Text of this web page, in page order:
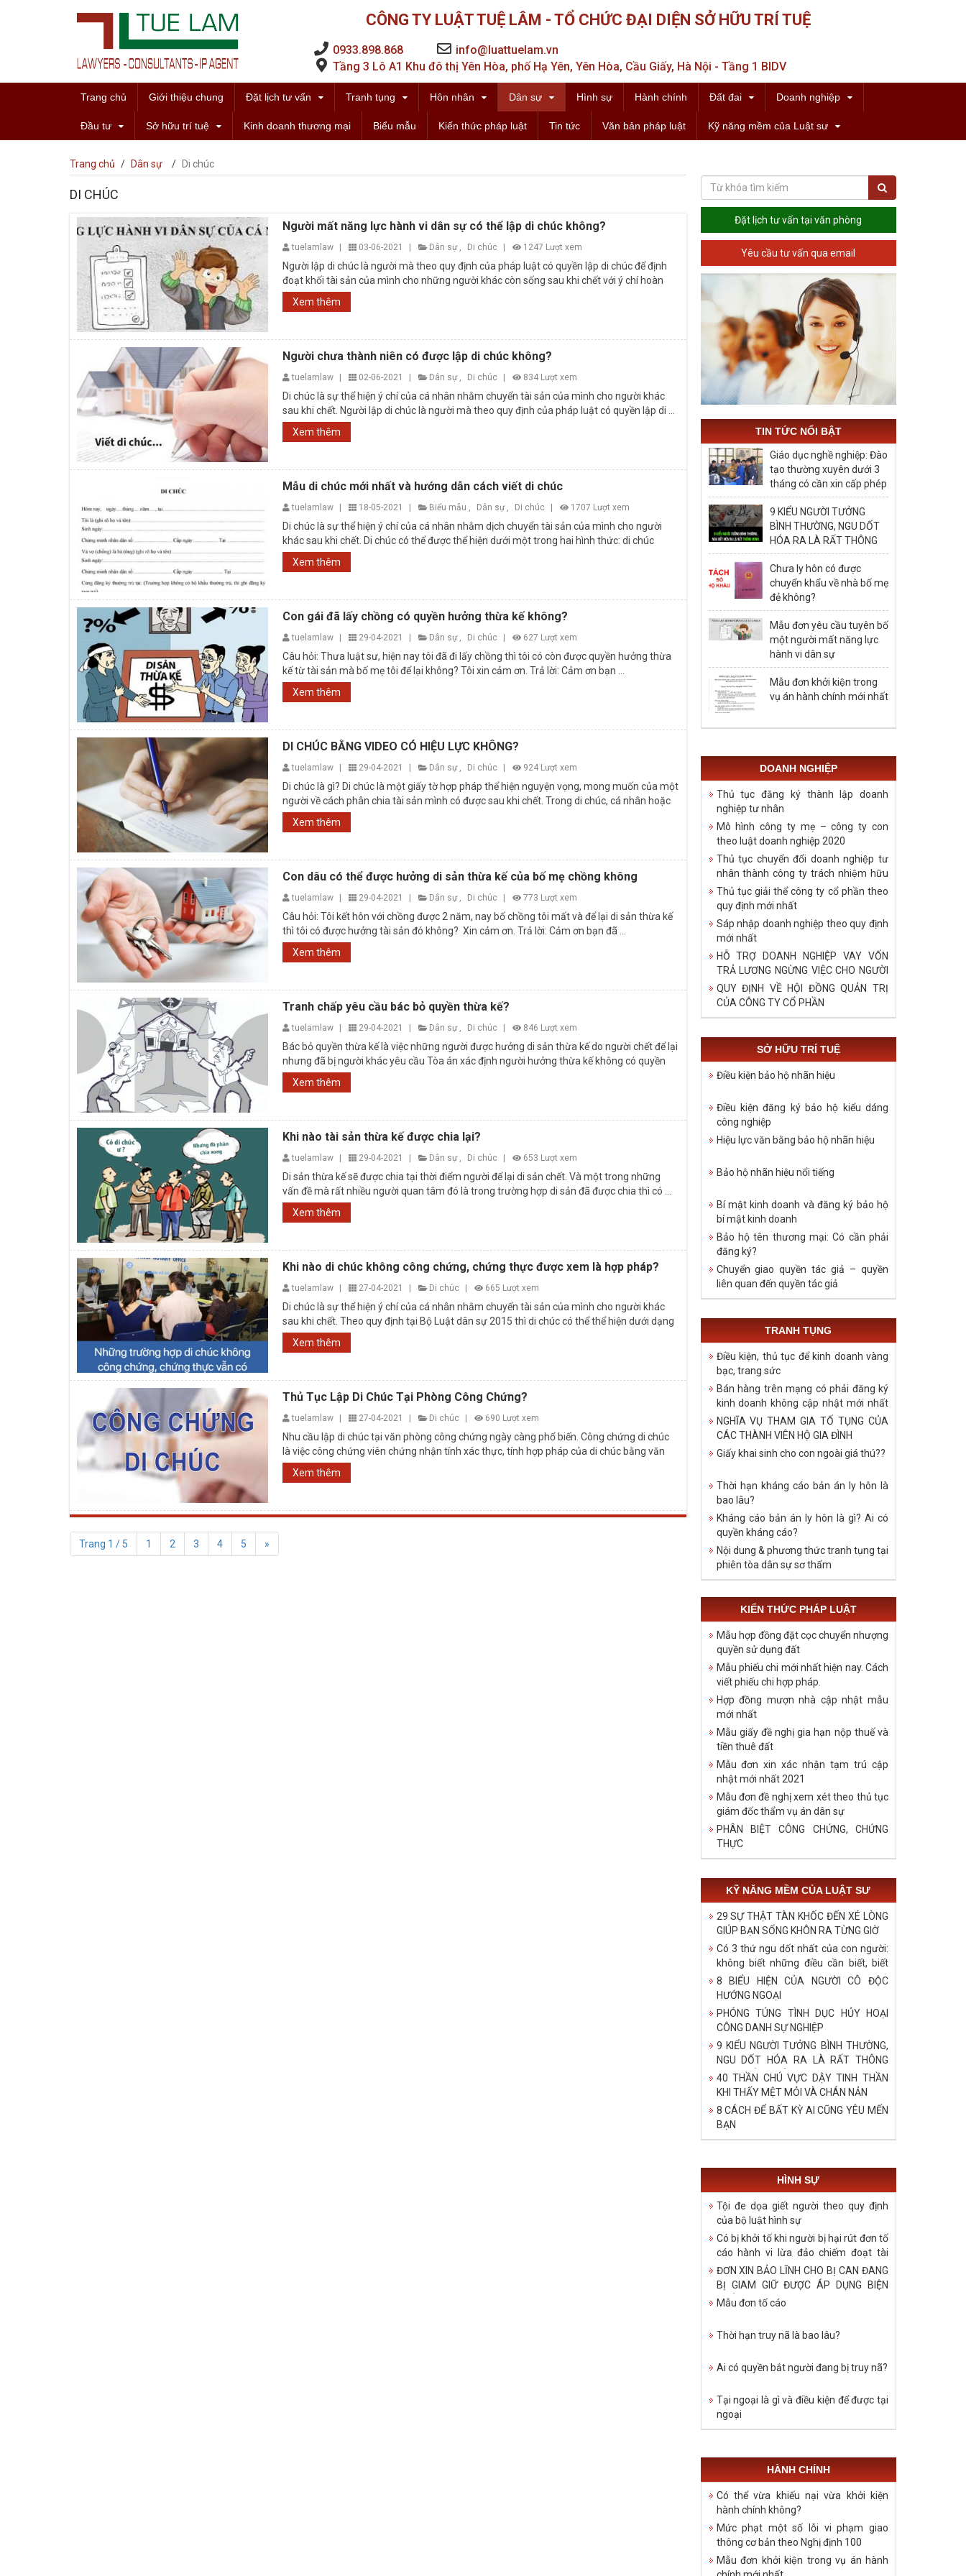
CÔNG TY LUẬT TUỆ LÂM - TỔ CHỨC ĐẠI DIỆN SỞ HỮU TRÍ TUỆ
0933.898.868
info@luattuelam.vn
Tầng 3 Lô A1 Khu đô thị Yên Hòa, phố Hạ Yên, Yên Hòa, Cầu Giấy, Hà Nội - Tầng 1 BIDV
Trang chủ Giới thiệu chung Đặt lịch tư vấn Tranh tụng Hôn nhân Dân sự Hình sự Hành chính Đất đai Doanh nghiệp
Đầu tư Sở hữu trí tuệ Kinh doanh thương mại Biểu mẫu Kiến thức pháp luật Tin tức Văn bản pháp luật Kỹ năng mềm của Luật sư
Trang chủ / Dân sự / Di chúc
DI CHÚC
Người mất năng lực hành vi dân sự có thể lập di chúc không?
tuelamlaw 03-06-2021 Dân sự , Di chúc 1247 Lượt xem
Người lập di chúc là người mà theo quy định của pháp luật có quyền lập di chúc để định
đoạt khối tài sản của mình cho những người khác còn sống sau khi chết với ý chí hoàn
toàn ...
Xem thêm
Người chưa thành niên có được lập di chúc không?
tuelamlaw 02-06-2021 Dân sự , Di chúc 834 Lượt xem
Di chúc là sự thể hiện ý chí của cá nhân nhằm chuyển tài sản của mình cho người khác
sau khi chết. Người lập di chúc là người mà theo quy định của pháp luật có quyền lập di ...
Xem thêm
Mẫu di chúc mới nhất và hướng dẫn cách viết di chúc
tuelamlaw 18-05-2021 Biểu mẫu , Dân sự , Di chúc 1707 Lượt xem
Di chúc là sự thể hiện ý chí của cá nhân nhằm dịch chuyển tài sản của mình cho người
khác sau khi chết. Di chúc có thể được thể hiện dưới một trong hai hình thức: di chúc
bằng ...
Xem thêm
Con gái đã lấy chồng có quyền hưởng thừa kế không?
tuelamlaw 29-04-2021 Dân sự , Di chúc 627 Lượt xem
Câu hỏi: Thưa luật sư, hiện nay tôi đã đi lấy chồng thì tôi có còn được quyền hưởng thừa
kế từ tài sản mà bố mẹ tôi để lại không? Tôi xin cảm ơn. Trả lời: Cảm ơn bạn ...
Xem thêm
DI CHÚC BẰNG VIDEO CÓ HIỆU LỰC KHÔNG?
tuelamlaw 29-04-2021 Dân sự , Di chúc 924 Lượt xem
Di chúc là gì? Di chúc là một giấy tờ hợp pháp thể hiện nguyện vọng, mong muốn của một
người về cách phân chia tài sản mình có được sau khi chết. Trong di chúc, cá nhân hoặc
nhóm ...
Xem thêm
Con dâu có thể được hưởng di sản thừa kế của bố mẹ chồng không
tuelamlaw 29-04-2021 Dân sự , Di chúc 773 Lượt xem
Câu hỏi: Tôi kết hôn với chồng được 2 năm, nay bố chồng tôi mất và để lại di sản thừa kế
thì tôi có được hưởng tài sản đó không? Xin cảm ơn. Trả lời: Cảm ơn bạn đã ...
Xem thêm
Tranh chấp yêu cầu bác bỏ quyền thừa kế?
tuelamlaw 29-04-2021 Dân sự , Di chúc 846 Lượt xem
Bác bỏ quyền thừa kế là việc những người được hưởng di sản thừa kế do người chết để lại
nhưng đã bị người khác yêu cầu Tòa án xác định người hưởng thừa kế không có quyền
được hưởng ...
Xem thêm
Khi nào tài sản thừa kế được chia lại?
tuelamlaw 29-04-2021 Dân sự , Di chúc 653 Lượt xem
Di sản thừa kế sẽ được chia tại thời điểm người để lại di sản chết. Và một trong những
vấn đề mà rất nhiều người quan tâm đó là trong trường hợp di sản đã được chia thì có ...
Xem thêm
Khi nào di chúc không công chứng, chứng thực được xem là hợp pháp?
tuelamlaw 27-04-2021 Di chúc 665 Lượt xem
Di chúc là sự thể hiện ý chí của cá nhân nhằm chuyển tài sản của mình cho người khác
sau khi chết. Theo quy định tại Bộ Luật dân sự 2015 thì di chúc có thể thể hiện dưới dạng
văn ...
Xem thêm
Thủ Tục Lập Di Chúc Tại Phòng Công Chứng?
tuelamlaw 27-04-2021 Di chúc 690 Lượt xem
Nhu cầu lập di chúc tại văn phòng công chứng ngày càng phổ biến. Công chứng di chúc
là việc công chứng viên chứng nhận tính xác thực, tính hợp pháp của di chúc bằng văn
bản mà theo quy ...
Xem thêm
Trang 1 / 5 1 2 3 4 5 »
Đặt lịch tư vấn tại văn phòng
Yêu cầu tư vấn qua email
TIN TỨC NỔI BẬT
Giáo dục nghề nghiệp: Đào
tạo thường xuyên dưới 3
tháng có cần xin cấp phép
hay không?
9 KIỂU NGƯỜI TƯỞNG
BÌNH THƯỜNG, NGU DỐT
HÓA RA LÀ RẤT THÔNG
MINH, ĐÁNG ĐỂ HỌC TẬP
Chưa ly hôn có được
chuyển khẩu về nhà bố mẹ
đẻ không?
Mẫu đơn yêu cầu tuyên bố
một người mất năng lực
hành vi dân sự
Mẫu đơn khởi kiện trong
vụ án hành chính mới nhất
DOANH NGHIỆP
Thủ tục đăng ký thành lập doanh
nghiệp tư nhân
Mô hình công ty mẹ – công ty con
theo luật doanh nghiệp 2020
Thủ tục chuyển đổi doanh nghiệp tư
nhân thành công ty trách nhiệm hữu
hạn
Thủ tục giải thể công ty cổ phần theo
quy định mới nhất
Sáp nhập doanh nghiệp theo quy định
mới nhất
HỖ TRỢ DOANH NGHIỆP VAY VỐN
TRẢ LƯƠNG NGỪNG VIỆC CHO NGƯỜI
LAO ĐỘNG TRONG DỊCH COVID – 19
QUY ĐỊNH VỀ HỘI ĐỒNG QUẢN TRỊ
CỦA CÔNG TY CỔ PHẦN
SỞ HỮU TRÍ TUỆ
Điều kiện bảo hộ nhãn hiệu
Điều kiện đăng ký bảo hộ kiểu dáng
công nghiệp
Hiệu lực văn bằng bảo hộ nhãn hiệu
Bảo hộ nhãn hiệu nổi tiếng
Bí mật kinh doanh và đăng ký bảo hộ
bí mật kinh doanh
Bảo hộ tên thương mại: Có cần phải
đăng ký?
Chuyển giao quyền tác giả – quyền
liên quan đến quyền tác giả
TRANH TỤNG
Điều kiện, thủ tục để kinh doanh vàng
bạc, trang sức
Bán hàng trên mạng có phải đăng ký
kinh doanh không cập nhật mới nhất
năm 2021
NGHĨA VỤ THAM GIA TỐ TỤNG CỦA
CÁC THÀNH VIÊN HỘ GIA ĐÌNH
Giấy khai sinh cho con ngoài giá thú??
Thời hạn kháng cáo bản án ly hôn là
bao lâu?
Kháng cáo bản án ly hôn là gì? Ai có
quyền kháng cáo?
Nội dung & phương thức tranh tụng tại
phiên tòa dân sự sơ thẩm
KIẾN THỨC PHÁP LUẬT
Mẫu hợp đồng đặt cọc chuyển nhượng
quyền sử dụng đất
Mẫu phiếu chi mới nhất hiện nay. Cách
viết phiếu chi hợp pháp.
Hợp đồng mượn nhà cập nhật mẫu
mới nhất
Mẫu giấy đề nghị gia hạn nộp thuế và
tiền thuê đất
Mẫu đơn xin xác nhận tạm trú cập
nhật mới nhất 2021
Mẫu đơn đề nghị xem xét theo thủ tục
giám đốc thẩm vụ án dân sự
PHÂN BIỆT CÔNG CHỨNG, CHỨNG
THỰC
KỸ NĂNG MỀM CỦA LUẬT SƯ
29 SỰ THẬT TÀN KHỐC ĐẾN XÉ LÒNG
GIÚP BẠN SỐNG KHÔN RA TỪNG GIỜ
Có 3 thứ ngu dốt nhất của con người:
không biết những điều cần biết, biết
bậy những điều đã biết, biết những
điều không cần biết!
8 BIỂU HIỆN CỦA NGƯỜI CÔ ĐỘC
HƯỚNG NGOẠI
PHÓNG TÚNG TÌNH DỤC HỦY HOẠI
CÔNG DANH SỰ NGHIỆP
9 KIỂU NGƯỜI TƯỞNG BÌNH THƯỜNG,
NGU DỐT HÓA RA LÀ RẤT THÔNG
MINH, ĐÁNG ĐỂ HỌC TẬP
40 THẦN CHÚ VỰC DẬY TINH THẦN
KHI THẤY MỆT MỎI VÀ CHÁN NẢN
8 CÁCH ĐỂ BẤT KỲ AI CŨNG YÊU MẾN
BẠN
HÌNH SỰ
Tội đe dọa giết người theo quy định
của bộ luật hình sự
Có bị khởi tố khi người bị hại rút đơn tố
cáo hành vi lừa đảo chiếm đoạt tài
sản?
ĐƠN XIN BẢO LĨNH CHO BỊ CAN ĐANG
BỊ GIAM GIỮ ĐƯỢC ÁP DỤNG BIỆN
PHÁP TẠI NGOẠI
Mẫu đơn tố cáo
Thời hạn truy nã là bao lâu?
Ai có quyền bắt người đang bị truy nã?
Tại ngoại là gì và điều kiện để được tại
ngoại
HÀNH CHÍNH
Có thể vừa khiếu nại vừa khởi kiện
hành chính không?
Mức phạt một số lỗi vi phạm giao
thông cơ bản theo Nghị định 100
Mẫu đơn khởi kiện trong vụ án hành